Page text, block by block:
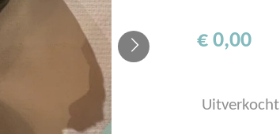
€ 0,00
Uitverkocht